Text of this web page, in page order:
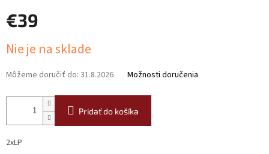
€39
cena:
Nie je na sklade
Môžeme doručiť do: 31.8.2026 Možnosti doručenia
Pridať do košíka
2xLP